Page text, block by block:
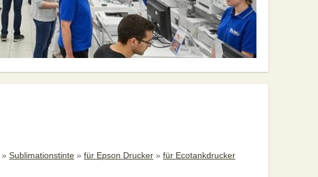
» Sublimationstinte » für Epson Drucker » für Ecotankdrucker